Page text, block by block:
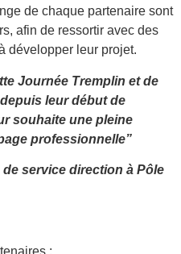
de chaque partenaire sont
afin de ressortir avec des
développer leur projet.
Journée Tremplin et de
leur début de
souhaite une pleine
professionnelle”
service direction à Pôle
: